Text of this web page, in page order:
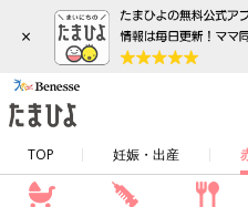
×
TOP 妊娠・出産